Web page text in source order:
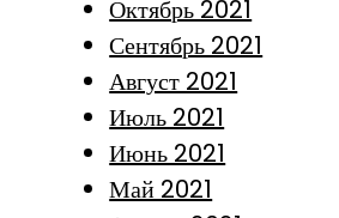
Октябрь 2021
Сентябрь 2021
Август 2021
Июль 2021
Июнь 2021
Май 2021